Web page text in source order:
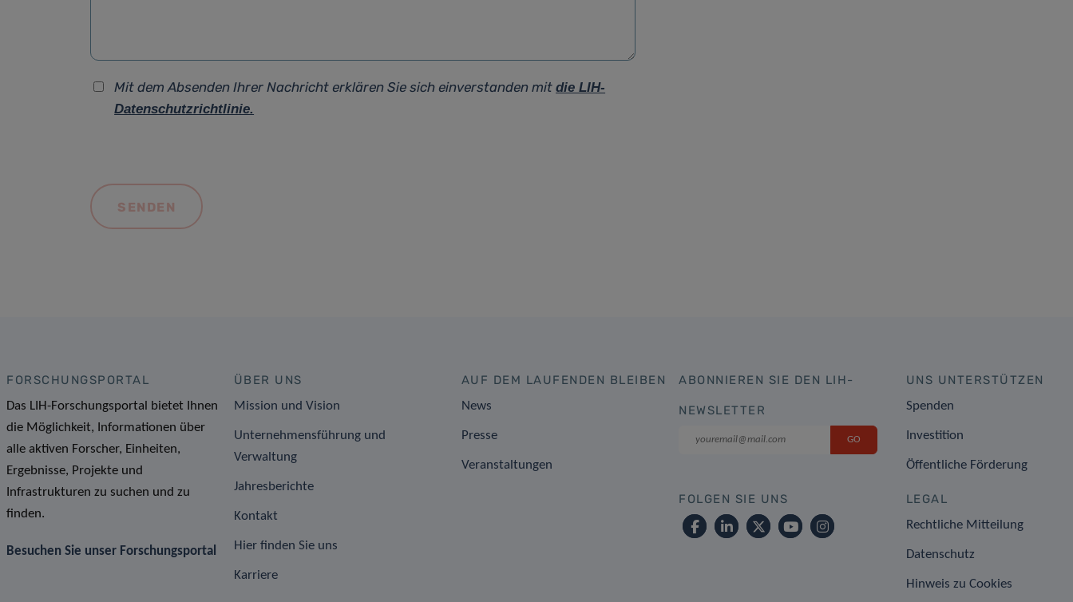
Mit dem Absenden Ihrer Nachricht erklären Sie sich einverstanden mitdie LIH-
Datenschutzrichtlinie.
FORSCHUNGSPORTAL
Das LIH-Forschungsportal bietet Ihnen
die Möglichkeit, Informationen über
alle aktiven Forscher, Einheiten,
Ergebnisse, Projekte und
Infrastrukturen zu suchen und zu
finden.
Besuchen Sie unser Forschungsportal
ÜBER UNS
Mission und Vision
Unternehmensführung und
Verwaltung
Jahresberichte
Kontakt
Hier finden Sie uns
Karriere
AUF DEM LAUFENDEN BLEIBEN
News
Presse
Veranstaltungen
ABONNIEREN SIE DEN LIH-
NEWSLETTER
FOLGEN SIE UNS
UNS UNTERSTÜTZEN
Spenden
Investition
Öffentliche Förderung
LEGAL
Rechtliche Mitteilung
Datenschutz
Hinweis zu Cookies